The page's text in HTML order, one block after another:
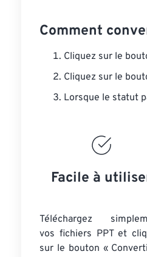
Comment
Cliquez sur le
Cliquez sur le
Lorsque le statut
Facile à
Téléchargez
vos fichiers PPT et
sur le bouton «